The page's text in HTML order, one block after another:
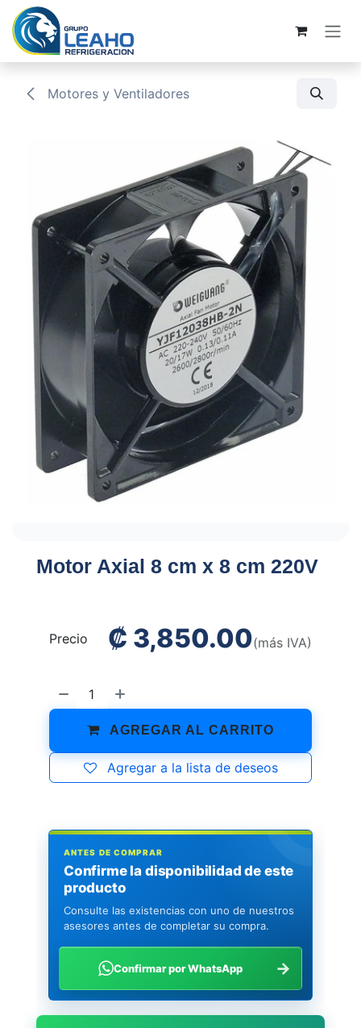
Ir al contenido
Motores y Ventiladores
Motor Axial 8 cm x 8 cm 220V
AGREGAR AL CARRITO
Agregar a la lista de deseos
Precio ₡ 3,850.00(más IVA)
ANTES DE COMPRAR
Confirme la disponibilidad de este
producto
Consulte las existencias con uno de nuestros
asesores antes de completar su compra.
Confirmar por WhatsApp →